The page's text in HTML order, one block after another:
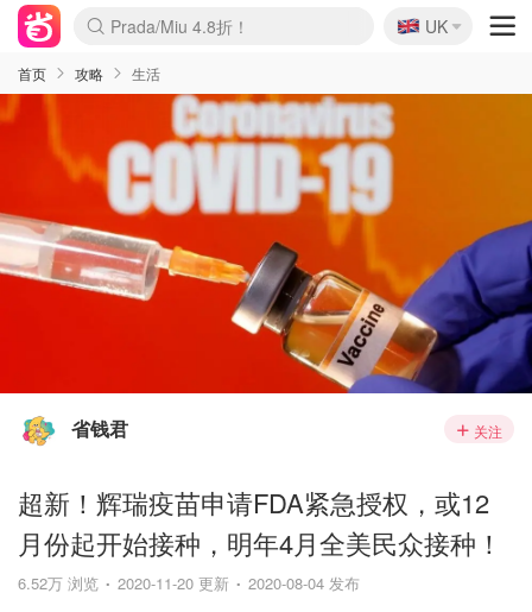
麦卢卡蜂蜜夏促！个位数！
Prada/Miu 4.8折！
啥？必胜客披萨5折！
🇬🇧
UK
首页 攻略 生活
省钱君 关注
超新！辉瑞疫苗申请FDA紧急授权，或12
月份起开始接种，明年4月全美民众接种！
6.52万 浏览 2020-11-20 更新 2020-08-04 发布